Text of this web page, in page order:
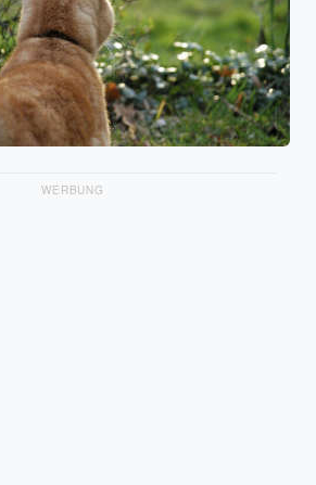
WERBUNG